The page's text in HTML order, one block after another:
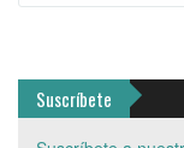
Suscríbete